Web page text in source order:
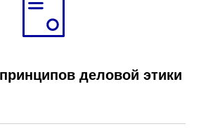
деловой этики